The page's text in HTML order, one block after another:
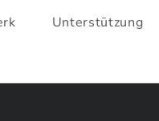
Unterstützung